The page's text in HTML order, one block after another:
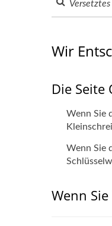
Wir
Die
Wenn Sie
Wenn Sie
Wenn